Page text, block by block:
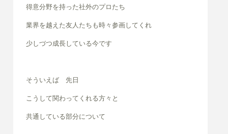
得意分野を持った社外のプロたち
業界を越えた友人たちも時々参画してくれ
少しづつ成長している今です
そういえば 先日
こうして関わってくれる方々と
共通している部分について